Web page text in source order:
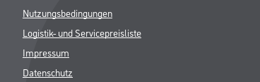
Nutzungsbedingungen
Logistik- und Servicepreisliste
Impressum
Datenschutz